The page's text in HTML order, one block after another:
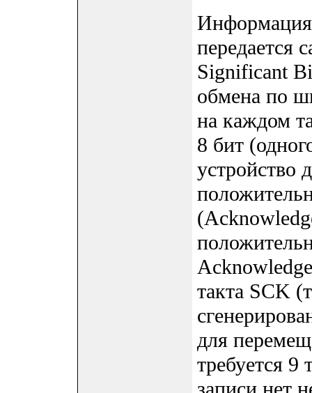
Информация
передается
Significant
обмена по
на каждом
8 бит
устройство
такта SCK
для
требуется 9